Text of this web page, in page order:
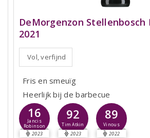
DeMorgenzon Stellenbosch
2021
Vol, verfijnd
Fris en smeuïg
Heerlijk bij de barbecue
16
Jancis
Robinson
2023
92
Tim Atkin
2023
89
Vinous
2022